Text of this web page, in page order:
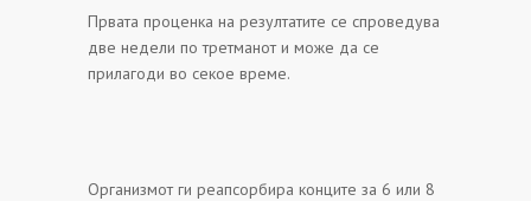
Првата проценка на резултатите се спроведува
две недели по третманот и може да се
прилагоди во секое време.
Организмот ги реапсорбира конците за 6 или 8